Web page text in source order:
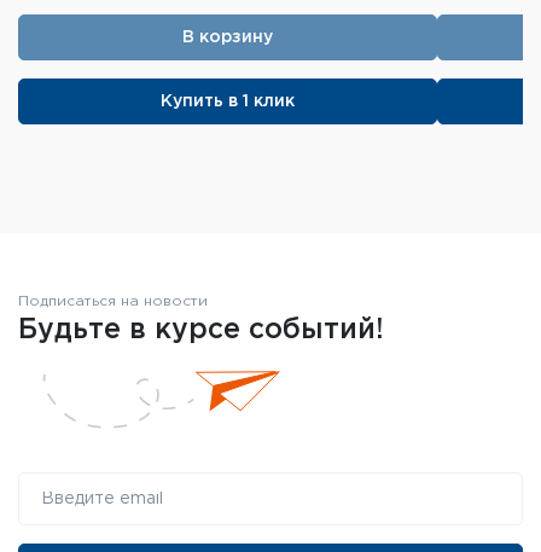
В корзину
Купить в 1 клик
Подписаться на новости
Будьте в курсе событий!